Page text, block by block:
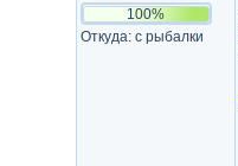
100%
Откуда: с рыбалки